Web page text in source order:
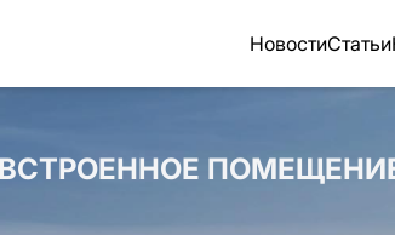
НовостиСтатьи